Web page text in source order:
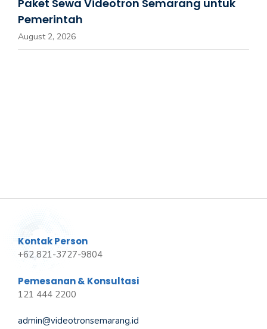
Paket Sewa Videotron Semarang untuk
Pemerintah
August 2, 2026
Kontak Person
+62 821-3727-9804
Pemesanan & Konsultasi
121 444 2200
admin@videotronsemarang.id